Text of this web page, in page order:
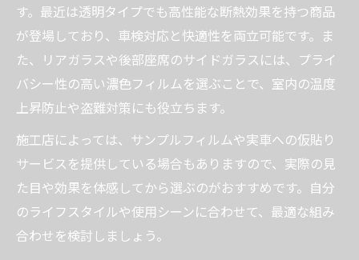
す。最近は透明タイプでも高性能な断熱効果を持つ商品
が登場しており、車検対応と快適性を両立可能です。ま
た、リアガラスや後部座席のサイドガラスには、プライ
バシー性の高い濃色フィルムを選ぶことで、室内の温度
上昇防止や盗難対策にも役立ちます。
施工店によっては、サンプルフィルムや実車への仮貼り
サービスを提供している場合もありますので、実際の見
た目や効果を体感してから選ぶのがおすすめです。自分
のライフスタイルや使用シーンに合わせて、最適な組み
合わせを検討しましょう。